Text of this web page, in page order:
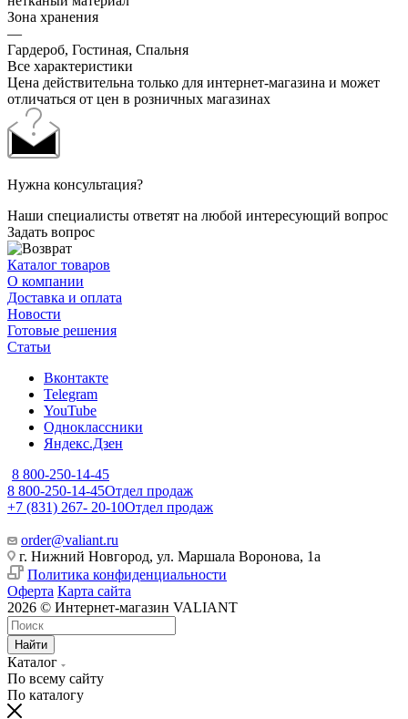
Зона хранения
—
Гардероб, Гостиная, Спальня
Все характеристики
Цена действительна только для интернет-магазина и может
отличаться от цен в розничных магазинах
Нужна консультация?
Наши специалисты ответят на любой интересующий вопрос
Задать вопрос
Каталог товаров
О компании
Доставка и оплата
Новости
Готовые решения
Статьи
Вконтакте
Telegram
YouTube
Одноклассники
Яндекс.Дзен
8 800-250-14-45
8 800-250-14-45Отдел продаж
+7 (831) 267- 20-10Отдел продаж
order@valiant.ru
г. Нижний Новгород, ул. Маршала Воронова, 1а
Политика конфиденциальности
Оферта Карта сайта
2026 © Интернет-магазин VALIANT
Найти
Каталог
По всему сайту
По каталогу